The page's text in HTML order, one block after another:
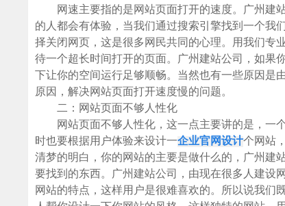
网速主要指的是网站页面打开的速度。广州建站
的人都会有体验，当我们通过搜索引擎找到一个我
择关闭网页，这是很多网民共同的心理。用我们专
待一个超长时间打开的页面。广州建站公司，如果
下让你的空间运行足够顺畅。当然也有一些原因
原因，解决网站页面打开速度慢的问题。
二：网站页面不够人性化
网站页面不够人性化，这一点主要讲的是，一个
时也要根据用户体验来设计一企业官网设计个网站
清梦的明白，你的网站的主要是做什么的，广州建
要找到的东西。广州建站公司，由现在很多人建设
网站的特点，这样用户是很难喜欢的。所以说我们